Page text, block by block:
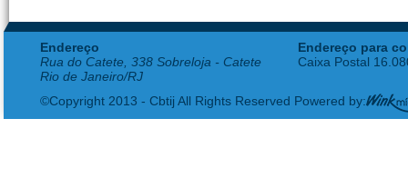
Endereço
Rua do Catete, 338 Sobreloja - Catete
Rio de Janeiro/RJ
Endereço para
Caixa Postal
©Copyright 2013 - Cbtij All Rights Reserved Powered by: